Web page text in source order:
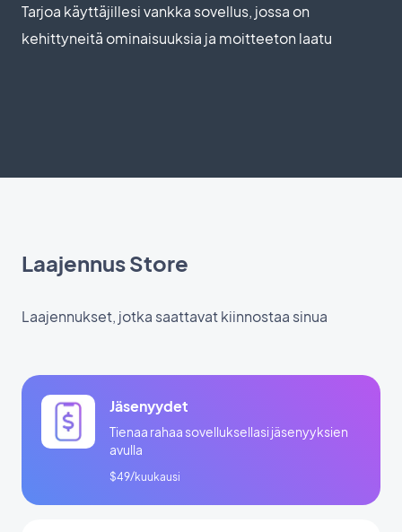
Tarjoa käyttäjillesi vankka sovellus, jossa on
kehittyneitä ominaisuuksia ja moitteeton laatu
Laajennus Store
Laajennukset, jotka saattavat kiinnostaa sinua
Jäsenyydet
Tienaa rahaa sovelluksellasi jäsenyyksien
avulla
$49/kuukausi